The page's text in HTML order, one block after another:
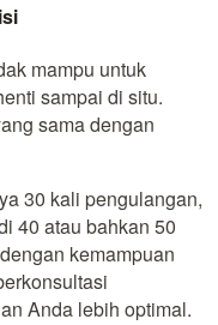
mampu untuk
sampai di situ.
sama dengan
30 kali pengulangan,
40 atau bahkan 50
kemampuan
Anda lebih optimal.